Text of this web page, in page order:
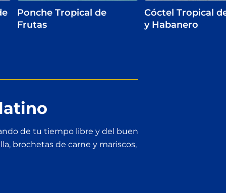
Ponche Tropical de
Frutas
Cóctel Tropical
y Habanero
de tu tiempo libre y del buen
brochetas de carne y mariscos,